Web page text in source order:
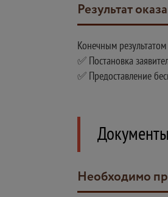
Результат
Конечным результатом
✅ Постановка
✅ Предоставление
Документы
Необходимо